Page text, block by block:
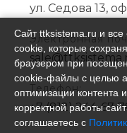
ул. Седова 13,
Электронная
Телефон:
+7 (812) 244-67-
Сайт ttksistema.ru и
cookie, которые
браузером при
cookie‑файлы с целью
оптимизации контента
корректной работы
соглашаетесь с